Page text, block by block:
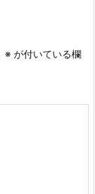
※ が付いている欄